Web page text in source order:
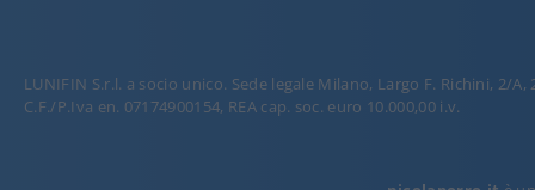
LUNIFIN S.r.l. a socio unico. Sede legale Milano, Largo F. Richini, 2/A,
C.F./P.Iva en. 07174900154, REA cap. soc. euro 10.000,00 i.v.